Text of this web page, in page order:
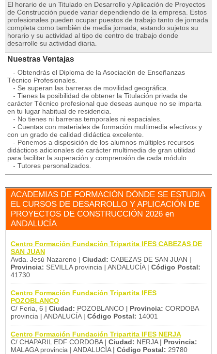
El horario de un Titulado en Desarrollo y Aplicación de Proyectos
de Construcción puede variar dependiendo de la empresa. Estos
profesionales pueden ocupar puestos de trabajo tanto de jornada
completa como también de media jornada, estando sujetos su
horario y su actividad al tipo de centro de trabajo donde
desarrolle su actividad diaria.
Nuestras Ventajas
- Obtendrás el Diploma de la Asociación de Enseñanzas
Técnico Profesionales.
- Se superan las barreras de movilidad geográfica.
- Tienes la posibilidad de obtener la Titulación privada de
carácter Técnico profesional que deseas aunque no se imparta
en tu lugar habitual de residencia.
- No tienes ni barreras temporales ni espaciales.
- Cuentas con materiales de formación multimedia efectivos y
con un grado de calidad didáctica excelente.
- Ponemos a disposición de los alumnos múltiples recursos
didácticos adicionales de carácter multimedia de gran utilidad
para facilitar la superación y comprensión de cada módulo.
- Tutores personalizados.
ACADEMIAS DE FORMACIÓN DÓNDE SE ESTUDIA
EL CURSOS DE DESARROLLO Y APLICACIÓN DE
PROYECTOS DE CONSTRUCCIÓN 2026 en
ANDALUCÍA
Centro Formación Fundación Tripartita IFES CABEZAS DE
SAN JUAN
Avda. Jesú Nazareno | Ciudad: CABEZAS DE SAN JUAN |
Provincia: SEVILLA provincia | ANDALUCÍA | Código Postal:
41730
Centro Formación Fundación Tripartita IFES
POZOBLANCO
C/ Feria, 6 | Ciudad: POZOBLANCO | Provincia: CORDOBA
provincia | ANDALUCÍA | Código Postal: 14001
Centro Formación Fundación Tripartita IFES NERJA
C/ CHAPARIL EDF CORDOBA | Ciudad: NERJA | Provincia:
MALAGA provincia | ANDALUCÍA | Código Postal: 29780